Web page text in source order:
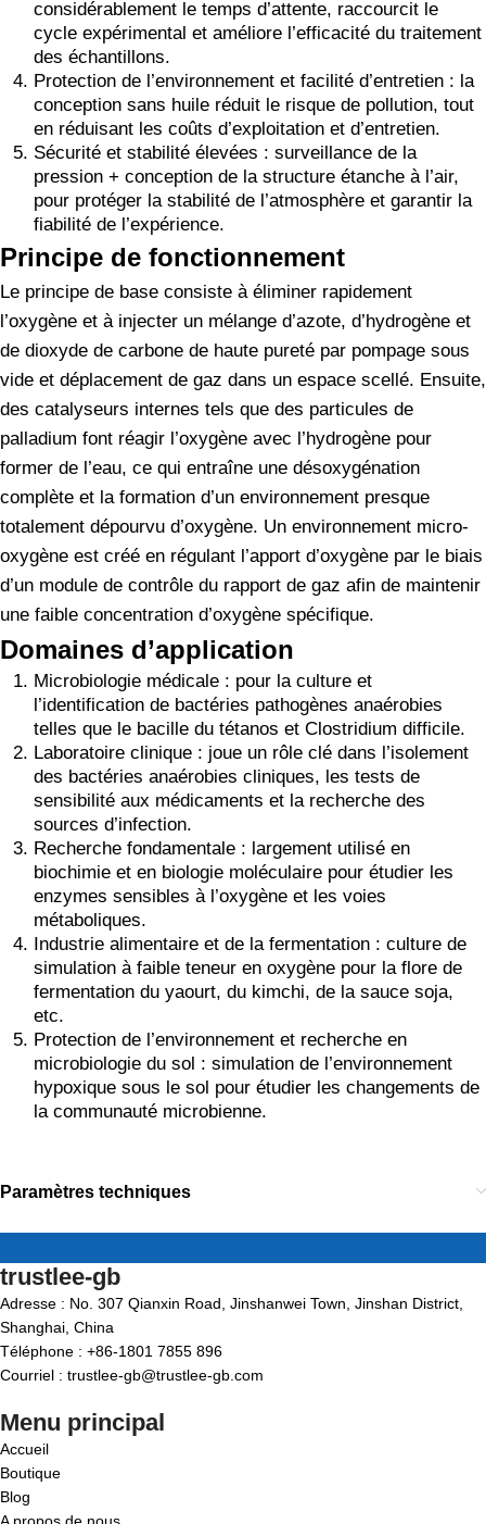
considérablement le temps d’attente, raccourcit le
cycle expérimental et améliore l’efficacité du traitement
des échantillons.
Protection de l’environnement et facilité d’entretien : la
conception sans huile réduit le risque de pollution, tout
en réduisant les coûts d’exploitation et d’entretien.
Sécurité et stabilité élevées : surveillance de la
pression + conception de la structure étanche à l’air,
pour protéger la stabilité de l’atmosphère et garantir la
fiabilité de l’expérience.
Principe de fonctionnement
Le principe de base consiste à éliminer rapidement
l’oxygène et à injecter un mélange d’azote, d’hydrogène et
de dioxyde de carbone de haute pureté par pompage sous
vide et déplacement de gaz dans un espace scellé. Ensuite,
des catalyseurs internes tels que des particules de
palladium font réagir l’oxygène avec l’hydrogène pour
former de l’eau, ce qui entraîne une désoxygénation
complète et la formation d’un environnement presque
totalement dépourvu d’oxygène. Un environnement micro-
oxygène est créé en régulant l’apport d’oxygène par le biais
d’un module de contrôle du rapport de gaz afin de maintenir
une faible concentration d’oxygène spécifique.
Domaines d’application
Microbiologie médicale : pour la culture et
l’identification de bactéries pathogènes anaérobies
telles que le bacille du tétanos et Clostridium difficile.
Laboratoire clinique : joue un rôle clé dans l’isolement
des bactéries anaérobies cliniques, les tests de
sensibilité aux médicaments et la recherche des
sources d’infection.
Recherche fondamentale : largement utilisé en
biochimie et en biologie moléculaire pour étudier les
enzymes sensibles à l’oxygène et les voies
métaboliques.
Industrie alimentaire et de la fermentation : culture de
simulation à faible teneur en oxygène pour la flore de
fermentation du yaourt, du kimchi, de la sauce soja,
etc.
Protection de l’environnement et recherche en
microbiologie du sol : simulation de l’environnement
hypoxique sous le sol pour étudier les changements de
la communauté microbienne.
Paramètres techniques
trustlee-gb
Adresse : No. 307 Qianxin Road, Jinshanwei Town, Jinshan District,
Shanghai, China
Téléphone : +86-1801 7855 896
Courriel : trustlee-gb@trustlee-gb.com
Menu principal
Accueil
Boutique
Blog